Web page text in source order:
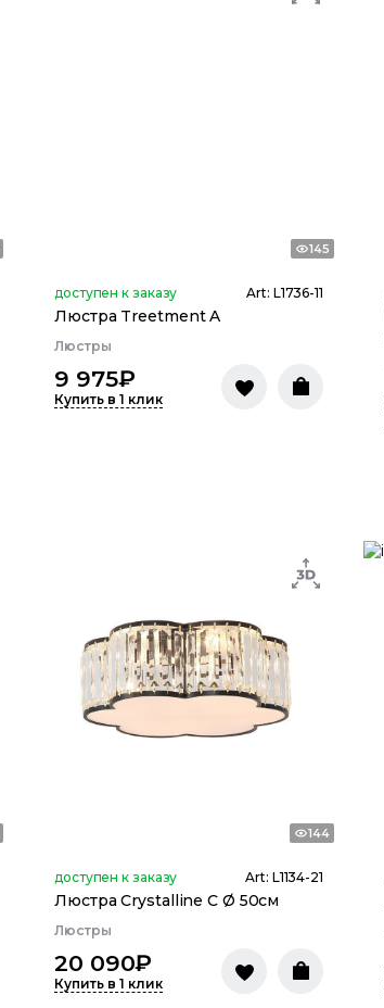
145
доступен к заказу Art: L1736-11
Люстра Treetment A
Люстры
9 975₽
Купить в 1 клик
144
доступен к заказу Art: L1134-21
Люстра Crystalline C Ø 50см
Люстры
20 090₽
Купить в 1 клик